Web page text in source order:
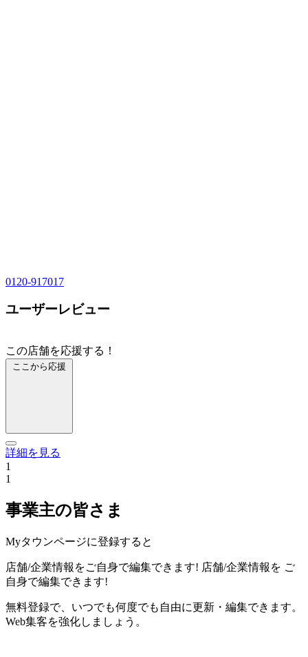
0120-917017
ユーザーレビュー
この店舗を応援する！
ここから応援
詳細を見る
1
1
事業主の皆さま
Myタウンページに登録すると
店舗/企業情報をご自身で編集できます! 店舗/企業情報を ご
自身で編集できます!
無料登録で、いつでも何度でも自由に更新・編集できます。
Web集客を強化しましょう。